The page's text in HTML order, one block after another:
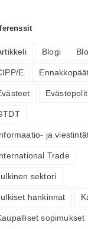
Blogi
E
Informaatio- ja
International Trade
sektori
hankinnat
sopimukset